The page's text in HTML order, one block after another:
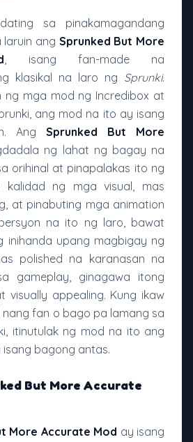
sa pinakamagandang
ang Sprunked But More
, isang fan-made na
klasikal na laro ng Sprunki.
ng mga mod ng Incredibox at
ang mod na ito ay isang
Ang Sprunked But More
ng lahat ng bagay na
orihinal at pinapalakas ito ng
ng mga visual, mas
at pinabuting mga animation
na ito ng laro, bawat
inihanda upang magbigay ng
polished na karanasan na
gameplay, ginagawa itong
visually appealing. Kung ikaw
fan o bago pa lamang sa
itinutulak ng mod na ito ang
isang bagong antas.
But More Accurate
More Accurate Mod ay isang